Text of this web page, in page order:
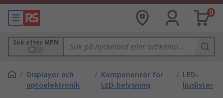
0
Sök efter MPN
/ Displayer och
optoelektronik
/ Komponenter för
LED-belysning
/ LED-
ljuslister